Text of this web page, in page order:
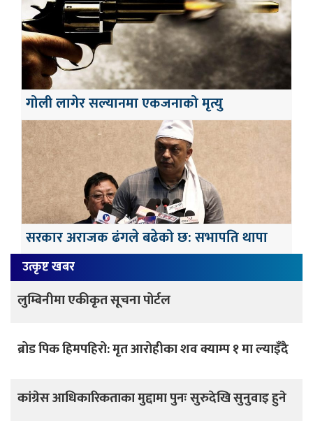
गोली लागेर सल्यानमा एकजनाको मृत्यु
सरकार अराजक ढंगले बढेको छ: सभापति थापा
उत्कृष्ट खबर
लुम्बिनीमा एकीकृत सूचना पोर्टल
ब्रोड पिक हिमपहिरो: मृत आरोहीका शव क्याम्प १ मा ल्याइँदै
कांग्रेस आधिकारिकताका मुद्दामा पुनः सुरुदेखि सुनुवाइ हुने